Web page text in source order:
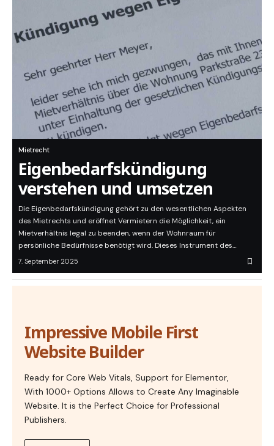
Mietrecht
Eigenbedarfskündigung
verstehen und umsetzen
Die Eigenbedarfskündigung gehört zu den wesentlichen Aspekten
des Mietrechts und eröffnet Vermietern die Möglichkeit, ein
Mietverhältnis legal zu beenden, wenn der Wohnraum für
persönliche Bedürfnisse benötigt wird. Dieses Instrument des…
7. September 2025
Impressive Mobile First
Website Builder
Ready for Core Web Vitals, Support for Elementor,
With 1000+ Options Allows to Create Any Imaginable
Website. It is the Perfect Choice for Professional
Publishers.